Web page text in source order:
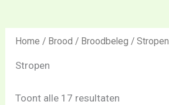
Home / Brood / Broodbeleg / Stropen
Stropen
Toont alle 17 resultaten